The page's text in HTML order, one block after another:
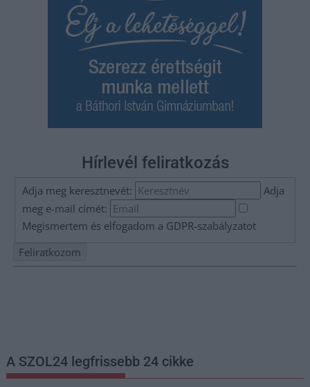
Hírlevél feliratkozás
Adja meg keresztnevét:
Adja
meg e-mail címét:
Megismertem és elfogadom a GDPR-szabályzatot
A SZOL24 legfrissebb 24 cikke